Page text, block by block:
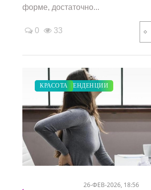
форме, достаточно...
0 33
МОДНЫЕ ТЕНДЕНЦИИ
/
КРАСОТА
26-ФЕВ-2026, 18:56